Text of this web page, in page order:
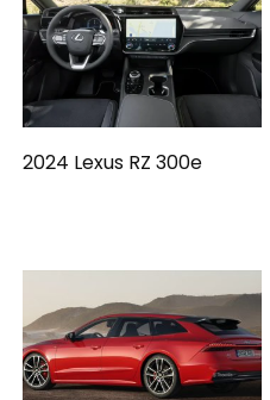
2024 Lexus RZ 300e